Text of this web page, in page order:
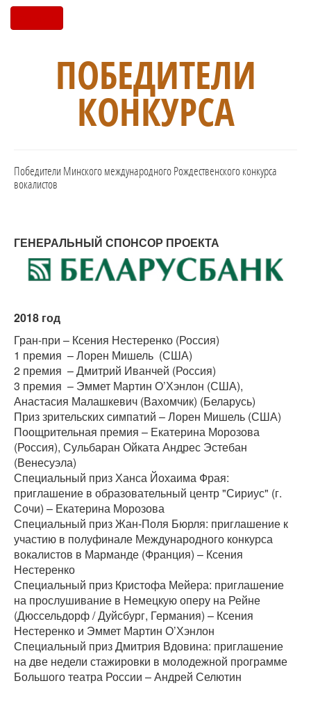
ПОБЕДИТЕЛИ
КОНКУРСА
Победители Минского международного Рождественского конкурса
вокалистов
ГЕНЕРАЛЬНЫЙ СПОНСОР ПРОЕКТА
2018 год
Гран-при – Ксения Нестеренко (Россия)
1 премия – Лорен Мишель (США)
2 премия – Дмитрий Иванчей (Россия)
3 премия – Эммет Мартин О’Хэнлон (США),
Анастасия Малашкевич (Вахомчик) (Беларусь)
Приз зрительских симпатий – Лорен Мишель (США)
Поощрительная премия – Екатерина Морозова
(Россия), Сульбаран Ойката Андрес Эстебан
(Венесуэла)
Специальный приз Ханса Йохаима Фрая:
приглашение в образовательный центр "Сириус" (г.
Сочи) – Екатерина Морозова
Специальный приз Жан-Поля Бюрля: приглашение к
участию в полуфинале Международного конкурса
вокалистов в Марманде (Франция) – Ксения
Нестеренко
Специальный приз Кристофа Мейера: приглашение
на прослушивание в Немецкую оперу на Рейне
(Дюссельдорф / Дуйсбург, Германия) – Ксения
Нестеренко и Эммет Мартин О’Хэнлон
Специальный приз Дмитрия Вдовина: приглашение
на две недели стажировки в молодежной программе
Большого театра России – Андрей Селютин